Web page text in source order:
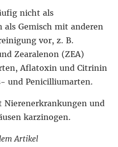
nicht als
als Gemisch mit anderen
vor, z. B.
Zearalenon (ZEA)
Aflatoxin und Citrinin
und Penicilliumarten.
Nierenerkrankungen und
karzinogen.
Artikel